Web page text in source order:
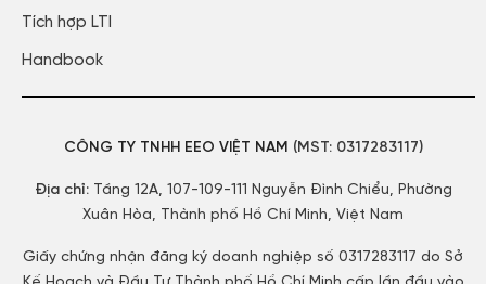
Tích hợp LTI
Handbook
CÔNG TY TNHH EEO VIỆT NAM (MST: 0317283117)
Địa chỉ: Tầng 12A, 107-109-111 Nguyễn Đình Chiểu, Phường
Xuân Hòa, Thành phố Hồ Chí Minh, Việt Nam
Giấy chứng nhận đăng ký doanh nghiệp số 0317283117 do Sở